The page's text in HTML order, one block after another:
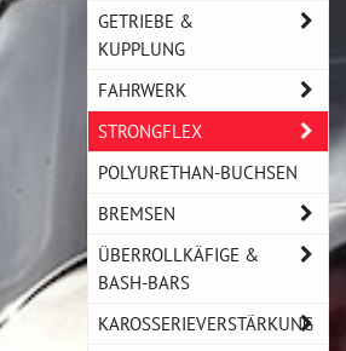
GETRIEBE &
KUPPLUNG
FAHRWERK
STRONGFLEX
POLYURETHAN-BUCHSEN
BREMSEN
ÜBERROLLKÄFIGE &
BASH-BARS
KAROSSERIEVERSTÄRKUNG